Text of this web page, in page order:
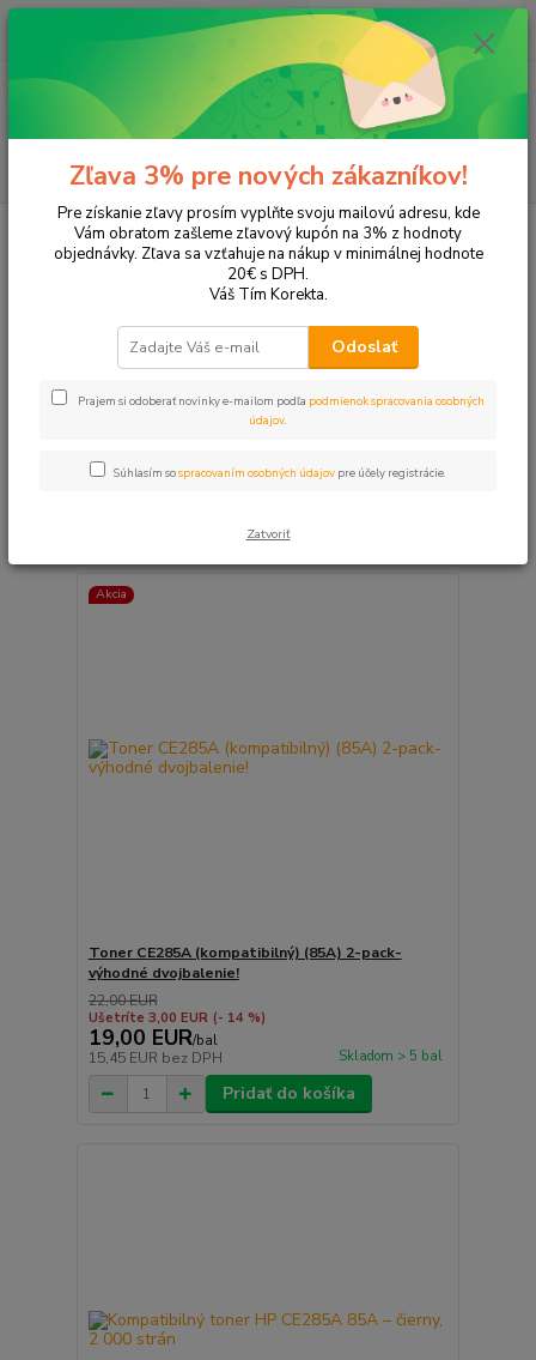
Hľadať
ks
za 0,00 EUR
Tonery a náplne do tlačiarní Hewlett Packard
HP LaserJet
LaserJet P1102w
LaserJet P1102w
Upresniť parametre
strana
Akcia
Toner CE285A (kompatibilný) (85A) 2-pack-
výhodné dvojbalenie!
22,00 EUR
Ušetríte 3,00 EUR (- 14 %)
19,00 EUR/bal
15,45 EUR bez DPH Skladom > 5 bal
Pridať do košíka
Zľava 3% pre nových zákazníkov!
Pre získanie zľavy prosím vyplňte svoju mailovú adresu, kde
Vám obratom zašleme zľavový kupón na 3% z hodnoty
objednávky. Zľava sa vzťahuje na nákup v minimálnej hodnote
20€ s DPH.
Váš Tím Korekta.
Odoslať
Prajem si odoberať novinky e-mailom podľa podmienok spracovania osobných
údajov.
Súhlasím sospracovaním osobných údajov pre účely registrácie.
Zatvoriť